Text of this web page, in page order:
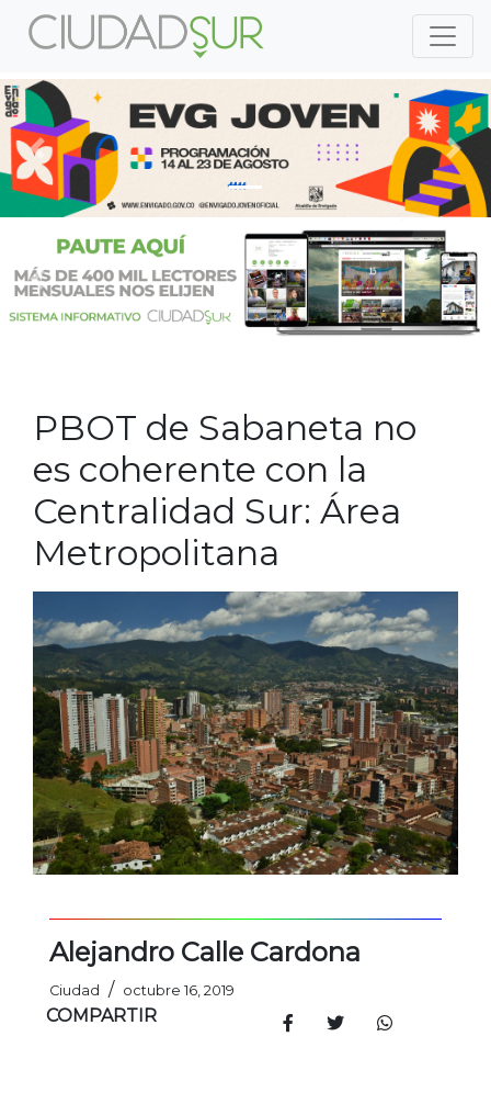
Previous
Previous
PBOT de Sabaneta no
es coherente con la
Centralidad Sur: Área
Metropolitana
Alejandro Calle Cardona
Ciudad / octubre 16, 2019
COMPARTIR